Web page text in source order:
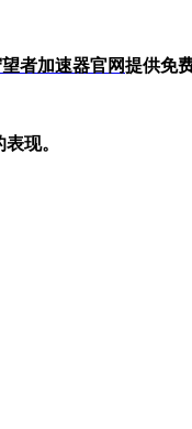
者加速器官网提供免
现。